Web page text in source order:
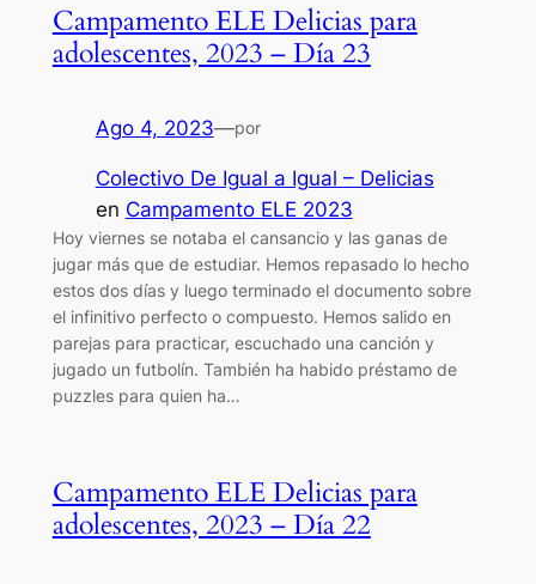
Campamento ELE Delicias para
adolescentes, 2023 – Día 23
Ago 4, 2023—por
Colectivo De Igual a Igual – Delicias
en Campamento ELE 2023
Hoy viernes se notaba el cansancio y las ganas de
jugar más que de estudiar. Hemos repasado lo hecho
estos dos días y luego terminado el documento sobre
el infinitivo perfecto o compuesto. Hemos salido en
parejas para practicar, escuchado una canción y
jugado un futbolín. También ha habido préstamo de
puzzles para quien ha…
Campamento ELE Delicias para
adolescentes, 2023 – Día 22